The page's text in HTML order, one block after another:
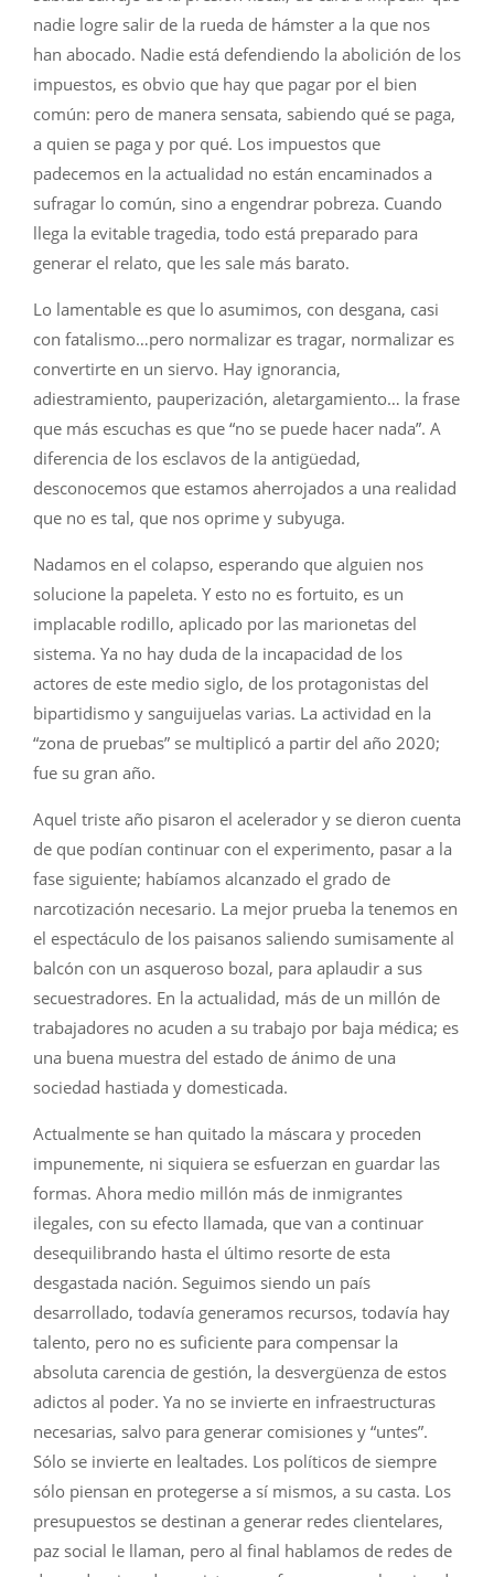
nadie logre salir de la rueda de hámster a la que nos
han abocado. Nadie está defendiendo la abolición de los
impuestos, es obvio que hay que pagar por el bien
común: pero de manera sensata, sabiendo qué se paga,
a quien se paga y por qué. Los impuestos que
padecemos en la actualidad no están encaminados a
sufragar lo común, sino a engendrar pobreza. Cuando
llega la evitable tragedia, todo está preparado para
generar el relato, que les sale más barato.
Lo lamentable es que lo asumimos, con desgana, casi
con fatalismo…pero normalizar es tragar, normalizar es
convertirte en un siervo. Hay ignorancia,
adiestramiento, pauperización, aletargamiento… la frase
que más escuchas es que “no se puede hacer nada”. A
diferencia de los esclavos de la antigüedad,
desconocemos que estamos aherrojados a una realidad
que no es tal, que nos oprime y subyuga.
Nadamos en el colapso, esperando que alguien nos
solucione la papeleta. Y esto no es fortuito, es un
implacable rodillo, aplicado por las marionetas del
sistema. Ya no hay duda de la incapacidad de los
actores de este medio siglo, de los protagonistas del
bipartidismo y sanguijuelas varias. La actividad en la
“zona de pruebas” se multiplicó a partir del año 2020;
fue su gran año.
Aquel triste año pisaron el acelerador y se dieron cuenta
de que podían continuar con el experimento, pasar a la
fase siguiente; habíamos alcanzado el grado de
narcotización necesario. La mejor prueba la tenemos en
el espectáculo de los paisanos saliendo sumisamente al
balcón con un asqueroso bozal, para aplaudir a sus
secuestradores. En la actualidad, más de un millón de
trabajadores no acuden a su trabajo por baja médica; es
una buena muestra del estado de ánimo de una
sociedad hastiada y domesticada.
Actualmente se han quitado la máscara y proceden
impunemente, ni siquiera se esfuerzan en guardar las
formas. Ahora medio millón más de inmigrantes
ilegales, con su efecto llamada, que van a continuar
desequilibrando hasta el último resorte de esta
desgastada nación. Seguimos siendo un país
desarrollado, todavía generamos recursos, todavía hay
talento, pero no es suficiente para compensar la
absoluta carencia de gestión, la desvergüenza de estos
adictos al poder. Ya no se invierte en infraestructuras
necesarias, salvo para generar comisiones y “untes”.
Sólo se invierte en lealtades. Los políticos de siempre
sólo piensan en protegerse a sí mismos, a su casta. Los
presupuestos se destinan a generar redes clientelares,
paz social le llaman, pero al final hablamos de redes de